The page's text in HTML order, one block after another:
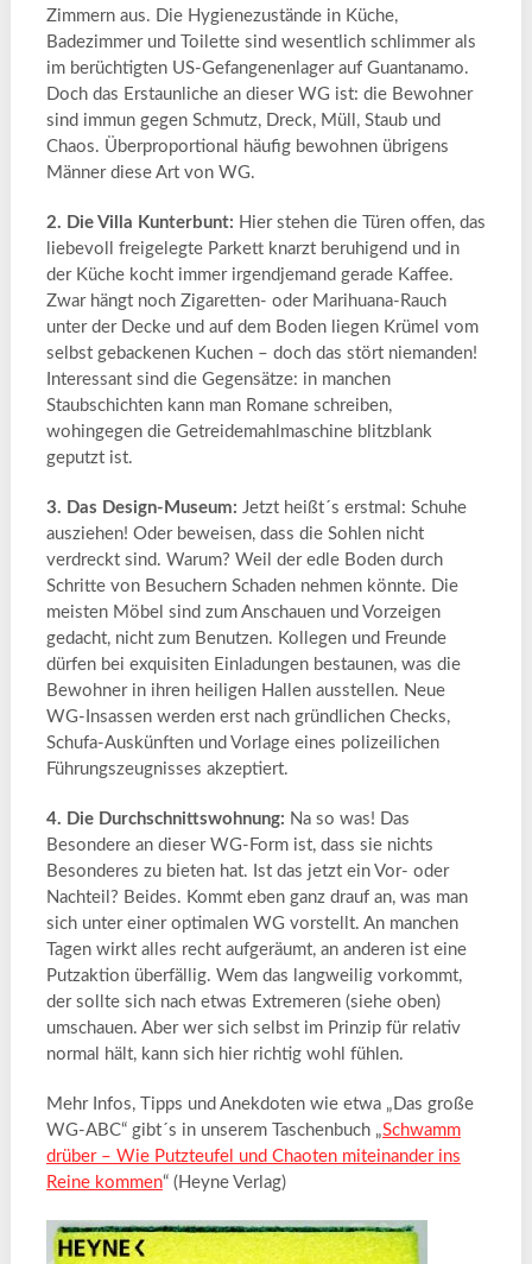
Zimmern aus. Die Hygienezustände in Küche,
Badezimmer und Toilette sind wesentlich schlimmer als
im berüchtigten US-Gefangenenlager auf Guantanamo.
Doch das Erstaunliche an dieser WG ist: die Bewohner
sind immun gegen Schmutz, Dreck, Müll, Staub und
Chaos. Überproportional häufig bewohnen übrigens
Männer diese Art von WG.
2. Die Villa Kunterbunt: Hier stehen die Türen offen, das
liebevoll freigelegte Parkett knarzt beruhigend und in
der Küche kocht immer irgendjemand gerade Kaffee.
Zwar hängt noch Zigaretten- oder Marihuana-Rauch
unter der Decke und auf dem Boden liegen Krümel vom
selbst gebackenen Kuchen – doch das stört niemanden!
Interessant sind die Gegensätze: in manchen
Staubschichten kann man Romane schreiben,
wohingegen die Getreidemahlmaschine blitzblank
geputzt ist.
3. Das Design-Museum: Jetzt heißt´s erstmal: Schuhe
ausziehen! Oder beweisen, dass die Sohlen nicht
verdreckt sind. Warum? Weil der edle Boden durch
Schritte von Besuchern Schaden nehmen könnte. Die
meisten Möbel sind zum Anschauen und Vorzeigen
gedacht, nicht zum Benutzen. Kollegen und Freunde
dürfen bei exquisiten Einladungen bestaunen, was die
Bewohner in ihren heiligen Hallen ausstellen. Neue
WG-Insassen werden erst nach gründlichen Checks,
Schufa-Auskünften und Vorlage eines polizeilichen
Führungszeugnisses akzeptiert.
4. Die Durchschnittswohnung: Na so was! Das
Besondere an dieser WG-Form ist, dass sie nichts
Besonderes zu bieten hat. Ist das jetzt ein Vor- oder
Nachteil? Beides. Kommt eben ganz drauf an, was man
sich unter einer optimalen WG vorstellt. An manchen
Tagen wirkt alles recht aufgeräumt, an anderen ist eine
Putzaktion überfällig. Wem das langweilig vorkommt,
der sollte sich nach etwas Extremeren (siehe oben)
umschauen. Aber wer sich selbst im Prinzip für relativ
normal hält, kann sich hier richtig wohl fühlen.
Mehr Infos, Tipps und Anekdoten wie etwa „Das große
WG-ABC“ gibt´s in unserem Taschenbuch „Schwamm
drüber – Wie Putzteufel und Chaoten miteinander ins
Reine kommen“ (Heyne Verlag)